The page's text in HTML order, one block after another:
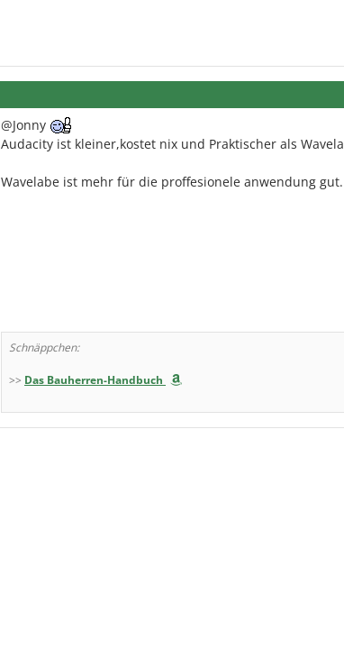
@Jonny
Audacity ist kleiner,kostet nix und Praktischer als
Wavelabe ist mehr für die proffesionele anwendung gut.
Schnäppchen:
>> Das Bauherren-Handbuch